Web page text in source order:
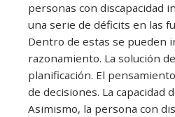
personas con discapacidad
una serie de déficits en las
Dentro de estas se pueden
razonamiento. La solución
planificación. El
de decisiones. La capacidad
Asimismo, la persona con